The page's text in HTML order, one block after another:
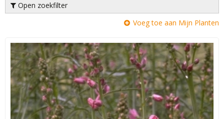
Open zoekfilter
Voeg toe aan Mijn Planten